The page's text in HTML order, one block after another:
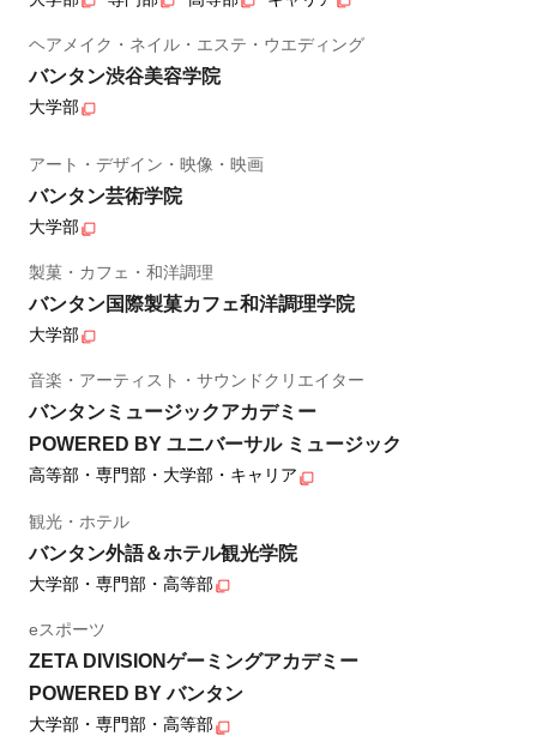
ヘアメイク・ネイル・エステ・ウエディング
バンタン渋谷美容学院
大学部
アート・デザイン・映像・映画
バンタン芸術学院
大学部
製菓・カフェ・和洋調理
バンタン国際製菓カフェ和洋調理学院
大学部
音楽・アーティスト・サウンドクリエイター
バンタンミュージックアカデミー
POWERED BY ユニバーサル ミュージック
高等部・専門部・大学部・キャリア
観光・ホテル
バンタン外語＆ホテル観光学院
大学部・専門部・高等部
eスポーツ
ZETA DIVISIONゲーミングアカデミー
POWERED BY バンタン
大学部・専門部・高等部